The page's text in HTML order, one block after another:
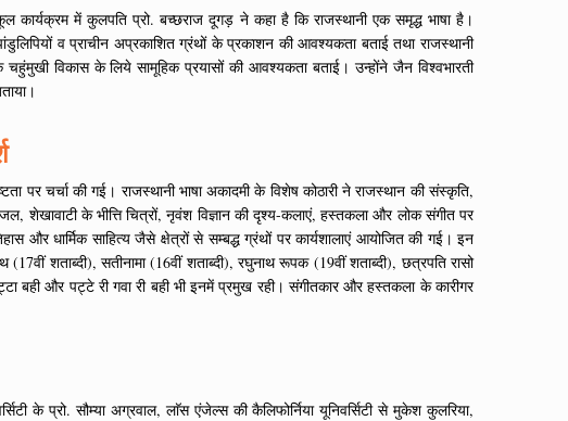
कार्यक्रम में कुलपति प्रो. बच्छराज दूगड़ ने कहा है कि राजस्थानी एक समृद्ध भाषा है।
व प्राचीन अप्रकाशित ग्रंथों के प्रकाशन की आवश्यकता बताई तथा राजस्थानी
विकास के लिये सामूहिक प्रयासों की आवश्यकता बताई। उन्होंने जैन विश्वभारती
पर चर्चा की गई। राजस्थानी भाषा अकादमी के विशेष कोठारी ने राजस्थान की संस्कृति,
शेखावाटी के भीत्ति चित्रों, नृवंश विज्ञान की दृश्य-कलाएं, हस्तकला और लोक संगीत पर
और धार्मिक साहित्य जैसे क्षेत्रों से सम्बद्ध ग्रंथों पर कार्यशालाएं आयोजित की गई। इन
शताब्दी), सतीनामा (16वीं शताब्दी), रघुनाथ रूपक (19वीं शताब्दी), छत्रपति रासो
बही और पट्टे री गवा री बही भी इनमें प्रमुख रही। संगीतकार और हस्तकला के कारीगर
के प्रो. सौम्या अग्रवाल, लाॅस एंजेल्स की कैलिफोर्निया यूनिवर्सिटी से मुकेश कुलरिया,